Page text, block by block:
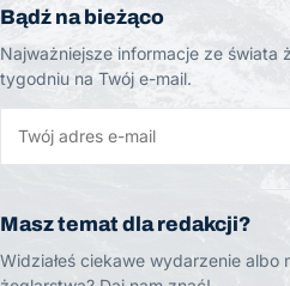
Bądź na bieżąco
Najważniejsze informacje ze świata
tygodniu na Twój e-mail.
Masz temat dla redakcji?
Widziałeś ciekawe wydarzenie albo